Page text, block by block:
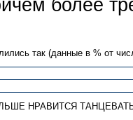
более
так (данные в % от
НРАВИТСЯ